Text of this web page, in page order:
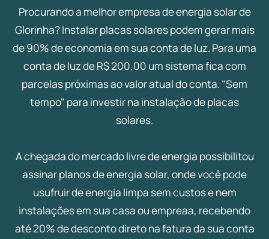
Procurando a melhor empresa de energia solar de
Glorinha? Instalar placas solares podem gerar mais
de 90% de economia em sua conta de luz. Para uma
conta de luz de R$ 200,00 um sistema fica com
parcelas próximas ao valor atual do conta. "Sem
tempo" para investir na instalação de placas
solares.
A chegada do mercado livre de energia possibilitou
assinar planos de energia solar, onde você pode
usufruir de energia limpa sem custos e nem
instalações em sua casa ou empreaa, recebendo
até 20% de desconto direto na fatura da sua conta